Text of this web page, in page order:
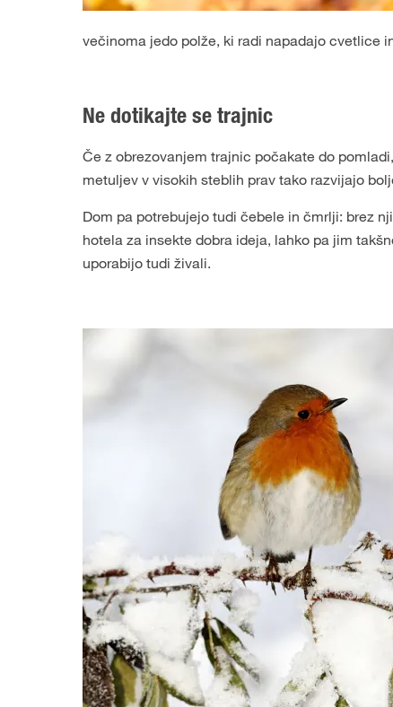
večinoma jedo polže, ki radi napadajo cvetlice
Ne dotikajte se trajnic
Če z obrezovanjem trajnic počakate do
metuljev v visokih steblih prav tako razvijajo
Dom pa potrebujejo tudi čebele in čmrlji: brez
hotela za insekte dobra ideja, lahko pa jim
uporabijo tudi živali.